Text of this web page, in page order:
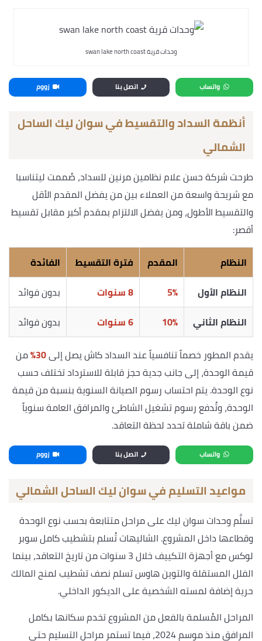
وحدات قرية swan lake north coast
واتساب اتصل بنا زووم
أنظمة السداد والتقسيط في سوان ليك الساحل
الشمالي
طرحت شركة حسن علام نظامين مرنين للسداد، صُممت ليتناسبا
مع شريحة واسعة من العملاء بين من يفضل المقدم الأقل
والتقسيط الأطول، ومن يفضل الالتزام بمقدم أكبر مقابل تقسيط
أقصر:
النظام
المقدم فترة التقسيط
الفائدة
النظام الأول
5% 8 سنوات
بدون فوائد
النظام الثاني
10% 6 سنوات
بدون فوائد
يقدم المطور خصماً تنافسياً عند السداد كاش يصل إلى30% من
قيمة الوحدة، إلى جانب جدية حجز قابلة للاسترداد تختلف حسب
نوع الوحدة. يتم احتساب رسوم الصيانة السنوية بنسبة من قيمة
الوحدة، وتُدفع رسوم تشغيل الشاطئ والمرافق العامة سنوياً
ضمن باقة شاملة تحدد لحظة التعاقد.
واتساب اتصل بنا زووم
مواعيد التسليم في سوان ليك الساحل الشمالي
تسلَّم وحدات سوان ليك على مراحل متتابعة بحسب نوع الوحدة
وقطاعها داخل المشروع. الشاليهات تُسلم بتشطيب كامل سوبر
لوكس مع أجهزة التكييف خلال 3 سنوات من تاريخ التعاقد، بينما
الفلل المستقلة والتوين هاوس تسلم نصف تشطيب لمنح المالك
حرية إضافة لمسته الشخصية على الديكور الداخلي.
المراحل المُسلمة بالفعل من المشروع تخدم سكانها بكامل
المرافق منذ موسم 2024، فيما تستمر مراحل التسليم حتى